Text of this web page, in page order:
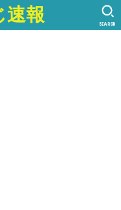
速報 SEARCH